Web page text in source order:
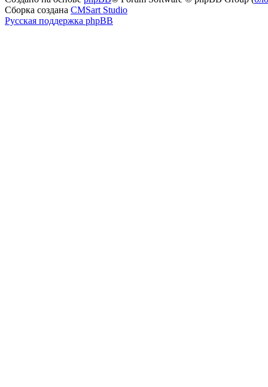
Сборка создана CMSart Studio
Русская поддержка phpBB